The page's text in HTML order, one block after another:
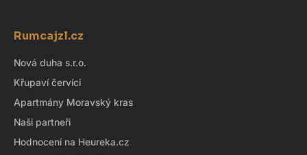
Rumcajzl.cz
Nová duha s.r.o.
Křupaví červíci
Apartmány Moravský kras
Naši partneři
Hodnocení na Heureka.cz